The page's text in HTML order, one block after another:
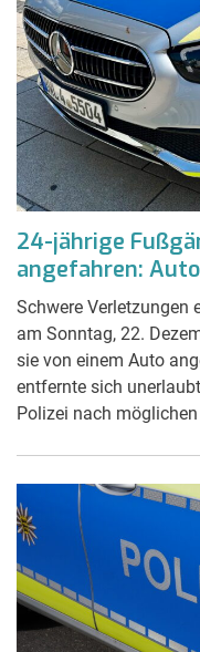
24-jährige
angefahren:
Schwere Verletzungen
am Sonntag, 22.
sie von einem Auto
entfernte sich
Polizei nach